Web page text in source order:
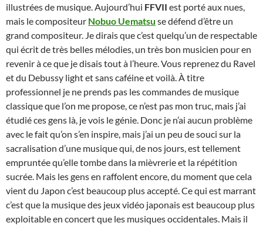
illustrées de musique. Aujourd’hui FFVII est porté aux nues,
mais le compositeur Nobuo Uematsu se défend d’être un
grand compositeur. Je dirais que c’est quelqu’un de respectable
qui écrit de très belles mélodies, un très bon musicien pour en
revenir à ce que je disais tout à l’heure. Vous reprenez du Ravel
et du Debussy light et sans caféine et voilà. À titre
professionnel je ne prends pas les commandes de musique
classique que l’on me propose, ce n’est pas mon truc, mais j’ai
étudié ces gens là, je vois le génie. Donc je n’ai aucun problème
avec le fait qu’on s’en inspire, mais j’ai un peu de souci sur la
sacralisation d’une musique qui, de nos jours, est tellement
empruntée qu’elle tombe dans la mièvrerie et la répétition
sucrée. Mais les gens en raffolent encore, du moment que cela
vient du Japon c’est beaucoup plus accepté. Ce qui est marrant
c’est que la musique des jeux vidéo japonais est beaucoup plus
exploitable en concert que les musiques occidentales. Mais il